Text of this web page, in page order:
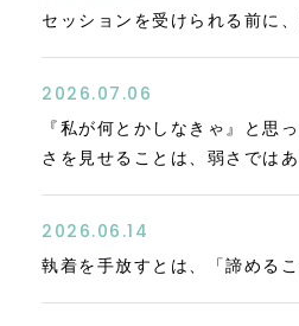
セッションを受けられる前に
2026.07.06
『私が何とかしなきゃ』と思
さを見せることは、弱さではあ
2026.06.14
執着を手放すとは、「諦める